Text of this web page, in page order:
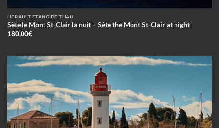
HÉRAULT ÉTANG DE THAU
Sète le Mont St-Clair la nuit – Sète the Mont St-Clair at night
180,00€